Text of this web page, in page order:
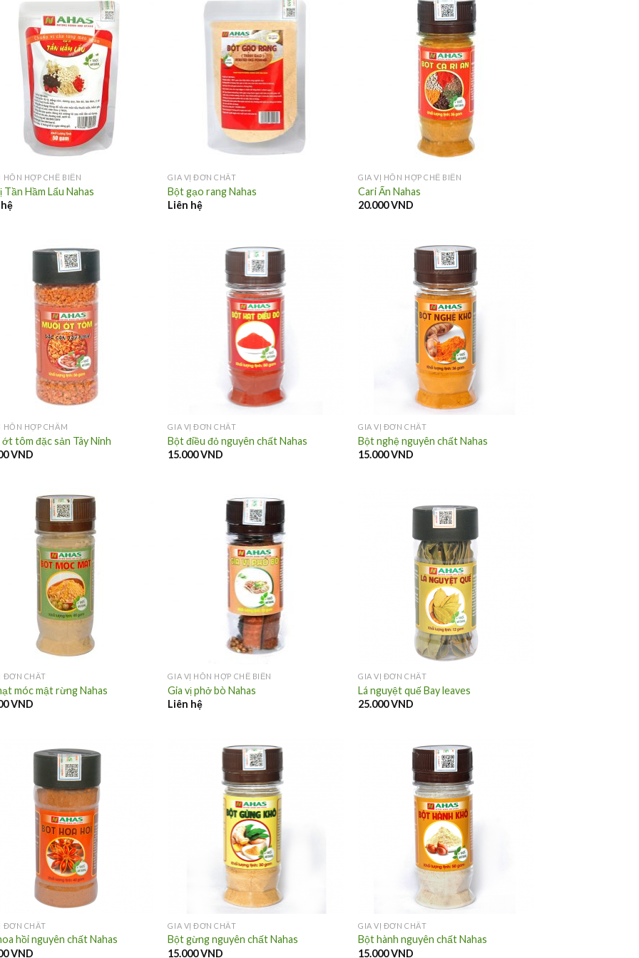
HỖN HỢP CHẾ BIẾN
Tần Hầm Lẩu Nahas
GIA VỊ ĐƠN CHẤT
Bột gạo rang Nahas
Liên hệ
GIA VỊ HỖN HỢP CHẾ BIẾN
Cari Ấn Nahas
20.000VND
HỖN HỢP CHẤM
tôm đặc sản Tây Ninh
VND
GIA VỊ ĐƠN CHẤT
Bột điều đỏ nguyên chất Nahas
15.000VND
GIA VỊ ĐƠN CHẤT
Bột nghệ nguyên chất Nahas
15.000VND
ĐƠN CHẤT
móc mật rừng Nahas
VND
GIA VỊ HỖN HỢP CHẾ BIẾN
Gia vị phở bò Nahas
Liên hệ
GIA VỊ ĐƠN CHẤT
Lá nguyệt quế Bay leaves
25.000VND
ĐƠN CHẤT
hồi nguyên chất Nahas
VND
GIA VỊ ĐƠN CHẤT
Bột gừng nguyên chất Nahas
15.000VND
GIA VỊ ĐƠN CHẤT
Bột hành nguyên chất Nahas
15.000VND